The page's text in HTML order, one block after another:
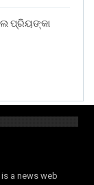
ପ୍ରିୟଙ୍କା
a news web